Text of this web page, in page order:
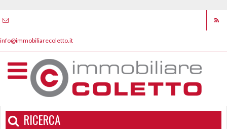
info@immobiliarecoletto.it
RICERCA